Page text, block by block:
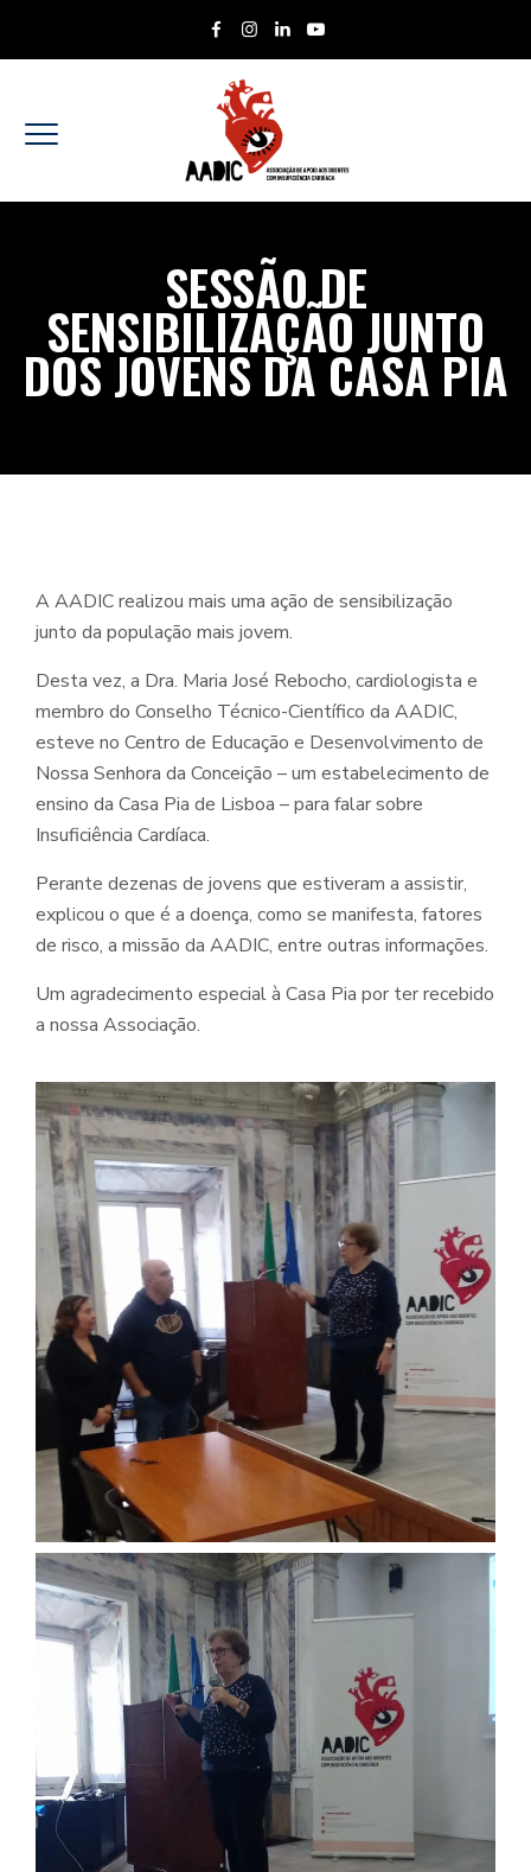
SESSÃO DE
SENSIBILIZAÇÃO JUNTO
DOS JOVENS DA CASA PIA
A AADIC realizou mais uma ação de sensibilização
junto da população mais jovem.
Desta vez, a Dra. Maria José Rebocho, cardiologista e
membro do Conselho Técnico-Científico da AADIC,
esteve no Centro de Educação e Desenvolvimento de
Nossa Senhora da Conceição – um estabelecimento de
ensino da Casa Pia de Lisboa – para falar sobre
Insuficiência Cardíaca.
Perante dezenas de jovens que estiveram a assistir,
explicou o que é a doença, como se manifesta, fatores
de risco, a missão da AADIC, entre outras informações.
Um agradecimento especial à Casa Pia por ter recebido
a nossa Associação.